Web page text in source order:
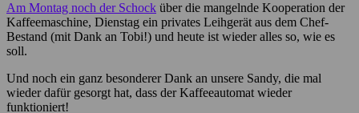
Am Montag noch der Schock über die mangelnde Kooperation der
Kaffeemaschine, Dienstag ein privates Leihgerät aus dem Chef-
Bestand (mit Dank an Tobi!) und heute ist wieder alles so, wie es
soll.
Und noch ein ganz besonderer Dank an unsere Sandy, die mal
wieder dafür gesorgt hat, dass der Kaffeeautomat wieder
funktioniert!